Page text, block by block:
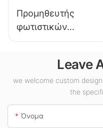
Προμηθευτής
φωτιστικών
οροφής LED KML-
εσωτερικούς
χώρους όπως
βενζινάδικα και
υπόγειες
διαβάσεις.
Leave
we welcome custom
the
Όνομα